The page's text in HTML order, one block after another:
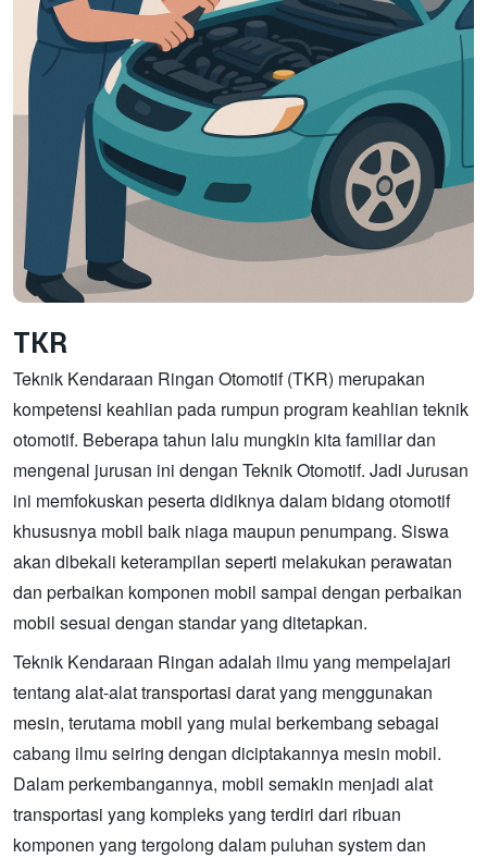
TKR
Teknik Kendaraan Ringan Otomotif (TKR) merupakan
kompetensi keahlian pada rumpun program keahlian teknik
otomotif. Beberapa tahun lalu mungkin kita familiar dan
mengenal jurusan ini dengan Teknik Otomotif. Jadi Jurusan
ini memfokuskan peserta didiknya dalam bidang otomotif
khususnya mobil baik niaga maupun penumpang. Siswa
akan dibekali keterampilan seperti melakukan perawatan
dan perbaikan komponen mobil sampai dengan perbaikan
mobil sesuai dengan standar yang ditetapkan.
Teknik Kendaraan Ringan adalah ilmu yang mempelajari
tentang alat-alattransportasi darat yang menggunakan
mesin, terutama mobil yang mulai berkembang sebagai
cabang ilmu seiring dengan diciptakannya mesin mobil.
Dalam perkembangannya, mobil semakin menjadi alat
transportasi yang kompleks yang terdiri dari ribuan
komponen yang tergolong dalam puluhan system dan